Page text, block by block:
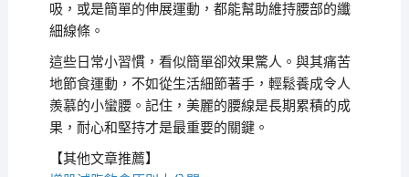
吸，或是簡單的伸展運動，都能幫助維持腰部的纖
細線條。
這些日常小習慣，看似簡單卻效果驚人。與其痛苦
地節食運動，不如從生活細節著手，輕鬆養成令人
羨慕的小蠻腰。記住，美麗的腰線是長期累積的成
果，耐心和堅持才是最重要的關鍵。
【其他文章推薦】